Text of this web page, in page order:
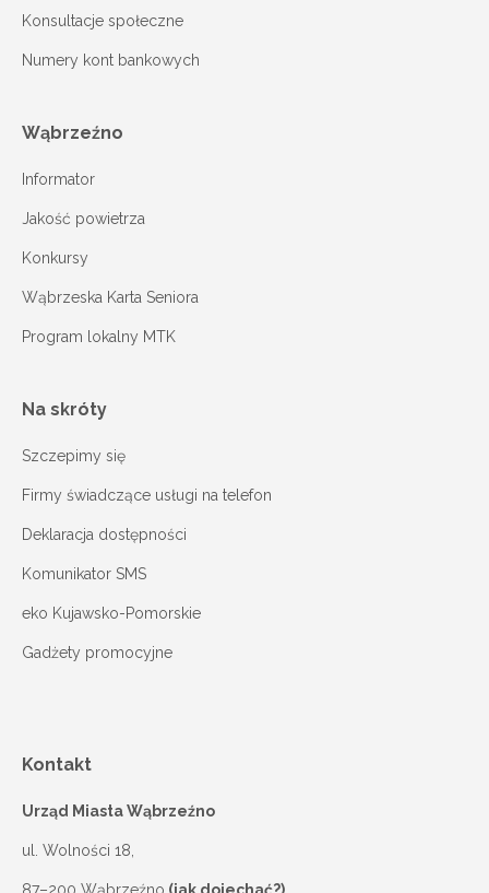
Konsultacje społeczne
Numery kont bankowych
Wąbrzeźno
Informator
Jakość powietrza
Konkursy
Wąbrzeska Karta Seniora
Program lokalny MTK
Na skróty
Szczepimy się
Firmy świadczące usługi na telefon
Deklaracja dostępności
Komunikator SMS
eko Kujawsko-Pomorskie
Gadżety promocyjne
Kontakt
Urząd Miasta Wąbrzeźno
ul. Wolności 18,
87–200 Wąbrzeźno (jak dojechać?)